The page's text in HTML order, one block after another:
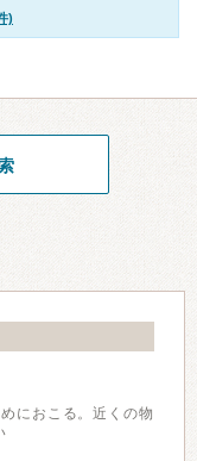
)
におこる。近くの物